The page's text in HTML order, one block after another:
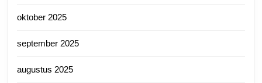
oktober 2025
september 2025
augustus 2025